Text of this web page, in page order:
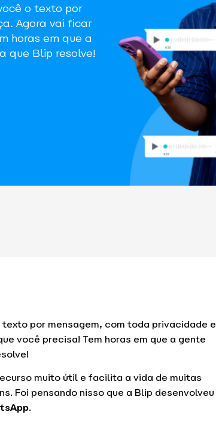
o texto por
Agora vai ficar
horas em que a
que Blip resolve!
por mensagem, com toda privacidade e
você precisa! Tem horas em que a gente
muito útil e facilita a vida de muitas
Foi pensando nisso que a Blip desenvolveu
.